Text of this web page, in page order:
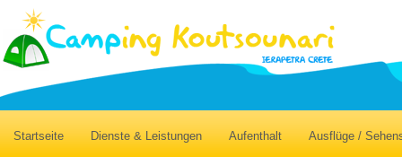
Startseite Dienste & Leistungen Aufenthalt Ausflüge /